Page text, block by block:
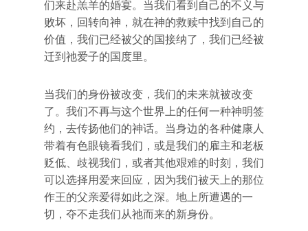
们来赴羔羊的婚宴。当我们看到自己的不义与
败坏，回转向神，就在神的救赎中找到自己的
价值，我们已经被父的国接纳了，我们已经被
迁到祂爱子的国度里。
当我们的身份被改变，我们的未来就被改变
了。我们不再与这个世界上的任何一种神明签
约，去传扬他们的神话。当身边的各种健康人
带着有色眼镜看我们，或是我们的雇主和老板
贬低、歧视我们，或者其他艰难的时刻，我们
可以选择用爱来回应，因为我们被天上的那位
作王的父亲爱得如此之深。地上所遭遇的一
切，夺不走我们从祂而来的新身份。